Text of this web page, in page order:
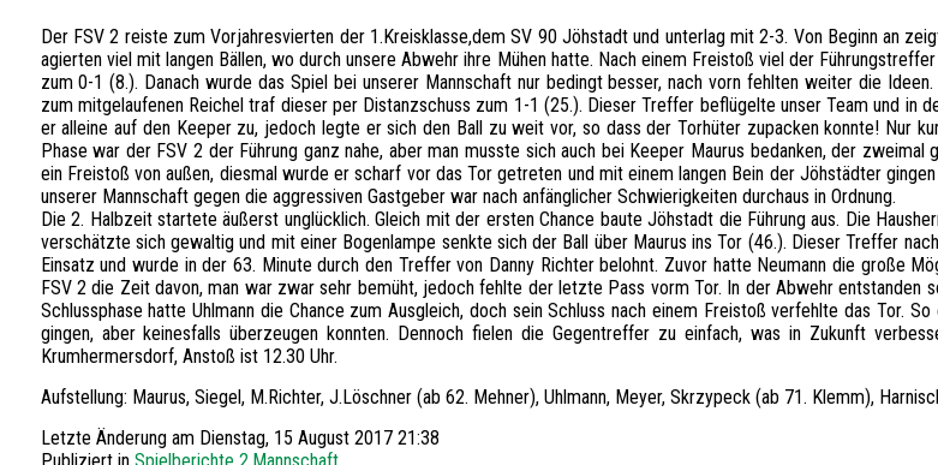
Der FSV 2 reiste zum Vorjahresvierten der 1.Kreisklasse,dem SV 90 Jöhstadt und unterlag mit 2-3. Von Beginn an
agierten viel mit langen Bällen, wo durch unsere Abwehr ihre Mühen hatte. Nach einem Freistoß viel der
zum 0-1 (8.). Danach wurde das Spiel bei unserer Mannschaft nur bedingt besser, nach vorn fehlten weiter die
zum mitgelaufenen Reichel traf dieser per Distanzschuss zum 1-1 (25.). Dieser Treffer beflügelte unser Team und in
er alleine auf den Keeper zu, jedoch legte er sich den Ball zu weit vor, so dass der Torhüter zupacken konnte! Nur
Phase war der FSV 2 der Führung ganz nahe, aber man musste sich auch bei Keeper Maurus bedanken, der
ein Freistoß von außen, diesmal wurde er scharf vor das Tor getreten und mit einem langen Bein der Jöhstädter
unserer Mannschaft gegen die aggressiven Gastgeber war nach anfänglicher Schwierigkeiten durchaus in Ordnung.
Die 2. Halbzeit startete äußerst unglücklich. Gleich mit der ersten Chance baute Jöhstadt die Führung aus. Die
verschätzte sich gewaltig und mit einer Bogenlampe senkte sich der Ball über Maurus ins Tor (46.). Dieser Treffer
Einsatz und wurde in der 63. Minute durch den Treffer von Danny Richter belohnt. Zuvor hatte Neumann die große
FSV 2 die Zeit davon, man war zwar sehr bemüht, jedoch fehlte der letzte Pass vorm Tor. In der Abwehr
Schlussphase hatte Uhlmann die Chance zum Ausgleich, doch sein Schluss nach einem Freistoß verfehlte das Tor.
gingen, aber keinesfalls überzeugen konnten. Dennoch fielen die Gegentreffer zu einfach, was in Zukunft
Krumhermersdorf, Anstoß ist 12.30 Uhr.
Aufstellung: Maurus, Siegel, M.Richter, J.Löschner (ab 62. Mehner), Uhlmann, Meyer, Skrzypeck (ab 71. Klemm),
Letzte Änderung am Dienstag, 15 August 2017 21:38